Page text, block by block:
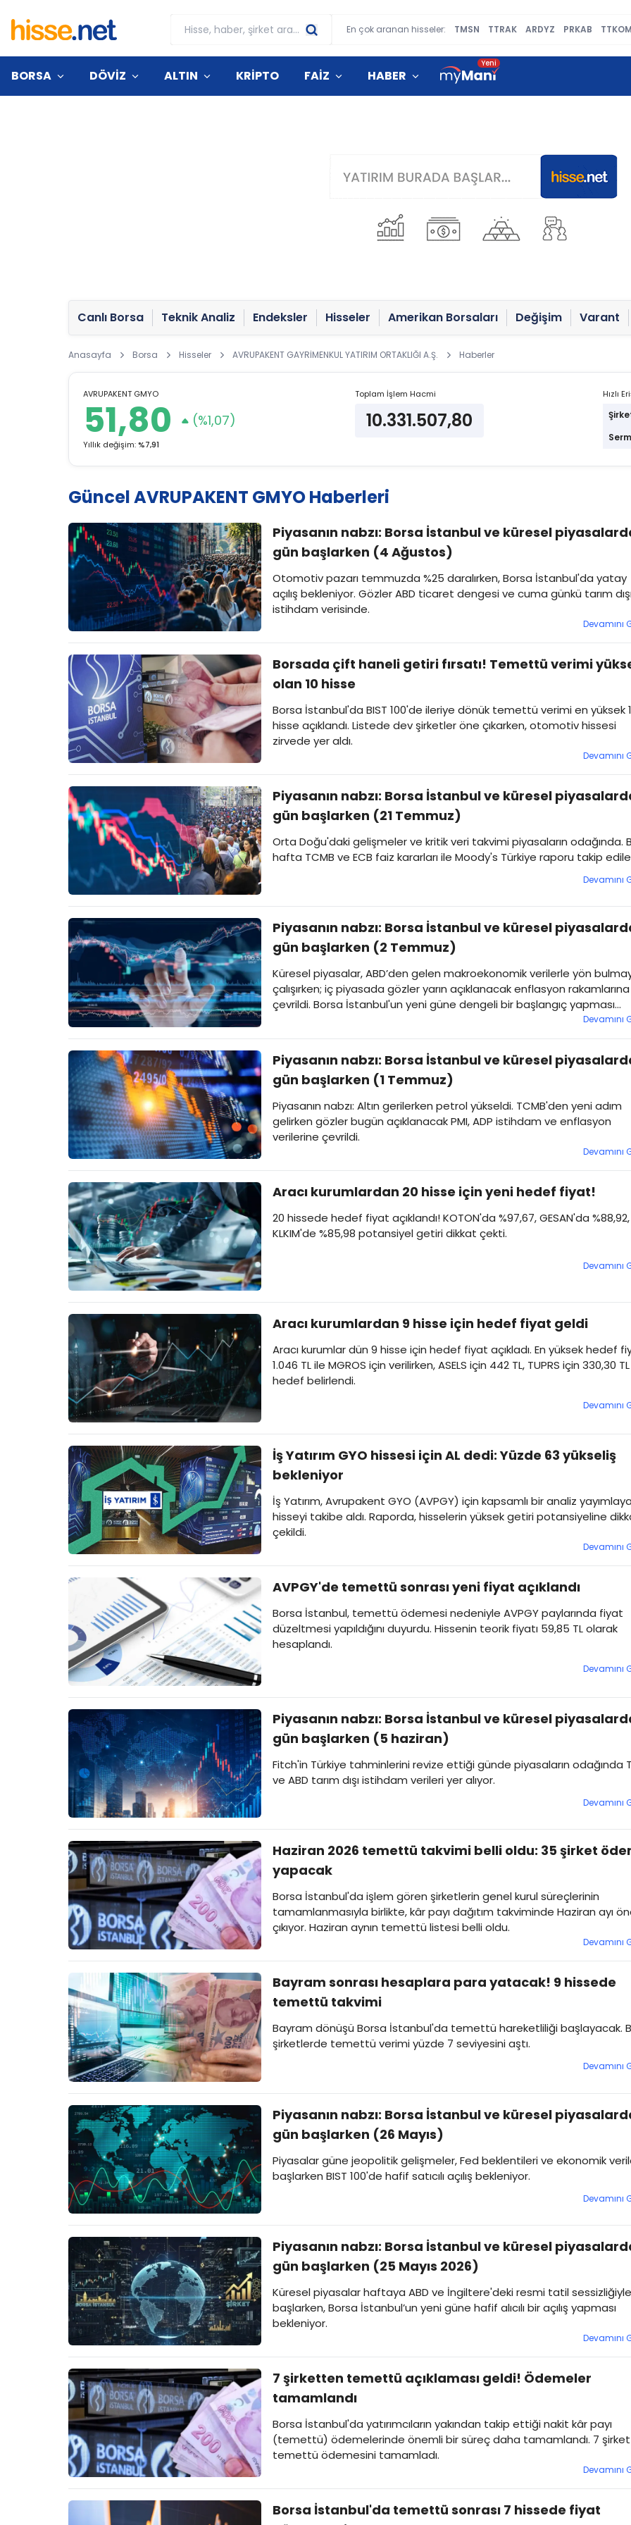
En çok aranan hisseler: TMSN TTRAK ARDYZ PRKAB TTKOM
BORSA DÖVİZ ALTIN KRİPTO FAİZ HABER
Canlı Borsa Teknik Analiz Endeksler Hisseler Amerikan Borsaları Değişim Varant
Anasayfa Borsa Hisseler AVRUPAKENT GAYRİMENKUL YATIRIM ORTAKLIĞI A.Ş. Haberler
AVRUPAKENT GMYO
51,80 (%1,07)
Yıllık değişim:%7,91
Toplam İşlem Hacmi
10.331.507,80
Hızlı
Güncel AVRUPAKENT GMYO Haberleri
Piyasanın nabzı: Borsa İstanbul ve küresel
gün başlarken (4 Ağustos)
Otomotiv pazarı temmuzda %25 daralırken, Borsa İstanbul'da yatay
açılış bekleniyor. Gözler ABD ticaret dengesi ve cuma günkü tarım
istihdam verisinde.
Devamını
Borsada çift haneli getiri fırsatı! Temettü verimi
olan 10 hisse
Borsa İstanbul'da BIST 100'de ileriye dönük temettü verimi en yüksek
hisse açıklandı. Listede dev şirketler öne çıkarken, otomotiv hissesi
zirvede yer aldı.
Devamını
Piyasanın nabzı: Borsa İstanbul ve küresel
gün başlarken (21 Temmuz)
Orta Doğu'daki gelişmeler ve kritik veri takvimi piyasaların odağında.
hafta TCMB ve ECB faiz kararları ile Moody's Türkiye raporu takip
Devamını
Piyasanın nabzı: Borsa İstanbul ve küresel
gün başlarken (2 Temmuz)
Küresel piyasalar, ABD’den gelen makroekonomik verilerle yön
çalışırken; iç piyasada gözler yarın açıklanacak enflasyon rakamlarına
çevrildi. Borsa İstanbul'un yeni güne dengeli bir başlangıç yapması
Devamını
Piyasanın nabzı: Borsa İstanbul ve küresel
gün başlarken (1 Temmuz)
Piyasanın nabzı: Altın gerilerken petrol yükseldi. TCMB'den yeni adım
gelirken gözler bugün açıklanacak PMI, ADP istihdam ve enflasyon
verilerine çevrildi.
Devamını
Aracı kurumlardan 20 hisse için yeni hedef fiyat!
20 hissede hedef fiyat açıklandı! KOTON'da %97,67, GESAN'da %88,92,
KLKIM'de %85,98 potansiyel getiri dikkat çekti.
Devamını
Aracı kurumlardan 9 hisse için hedef fiyat geldi
Aracı kurumlar dün 9 hisse için hedef fiyat açıkladı. En yüksek hedef
1.046 TL ile MGROS için verilirken, ASELS için 442 TL, TUPRS için 330,30 TL
hedef belirlendi.
Devamını
İş Yatırım GYO hissesi için AL dedi: Yüzde 63 yükseliş
bekleniyor
İş Yatırım, Avrupakent GYO (AVPGY) için kapsamlı bir analiz
hisseyi takibe aldı. Raporda, hisselerin yüksek getiri potansiyeline
çekildi.
Devamını
AVPGY'de temettü sonrası yeni fiyat açıklandı
Borsa İstanbul, temettü ödemesi nedeniyle AVPGY paylarında fiyat
düzeltmesi yapıldığını duyurdu. Hissenin teorik fiyatı 59,85 TL olarak
hesaplandı.
Devamını
Piyasanın nabzı: Borsa İstanbul ve küresel
gün başlarken (5 haziran)
Fitch'in Türkiye tahminlerini revize ettiği günde piyasaların odağında
ve ABD tarım dışı istihdam verileri yer alıyor.
Devamını
Haziran 2026 temettü takvimi belli oldu: 35 şirket
yapacak
Borsa İstanbul'da işlem gören şirketlerin genel kurul süreçlerinin
tamamlanmasıyla birlikte, kâr payı dağıtım takviminde Haziran ayı
çıkıyor. Haziran aynın temettü listesi belli oldu.
Devamını
Bayram sonrası hesaplara para yatacak! 9 hissede
temettü takvimi
Bayram dönüşü Borsa İstanbul'da temettü hareketliliği başlayacak.
şirketlerde temettü verimi yüzde 7 seviyesini aştı.
Devamını
Piyasanın nabzı: Borsa İstanbul ve küresel
gün başlarken (26 Mayıs)
Piyasalar güne jeopolitik gelişmeler, Fed beklentileri ve ekonomik
başlarken BIST 100'de hafif satıcılı açılış bekleniyor.
Devamını
Piyasanın nabzı: Borsa İstanbul ve küresel
gün başlarken (25 Mayıs 2026)
Küresel piyasalar haftaya ABD ve İngiltere'deki resmi tatil sessizliğiyle
başlarken, Borsa İstanbul’un yeni güne hafif alıcılı bir açılış yapması
bekleniyor.
Devamını
7 şirketten temettü açıklaması geldi! Ödemeler
tamamlandı
Borsa İstanbul'da yatırımcıların yakından takip ettiği nakit kâr payı
(temettü) ödemelerinde önemli bir süreç daha tamamlandı. 7 şirket
temettü ödemesini tamamladı.
Devamını
Borsa İstanbul'da temettü sonrası 7 hissede fiyat